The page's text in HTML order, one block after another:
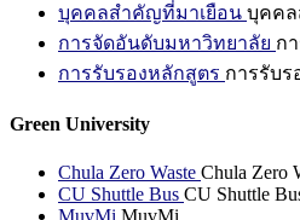
บุคคลสำคัญที่มาเยือน บุคคล
การจัดอันดับมหาวิทยาลัย ก
การรับรองหลักสูตร การรับร
Green University
Chula Zero Waste Chula Zero
CU Shuttle Bus CU Shuttle
MuvMi MuvMi